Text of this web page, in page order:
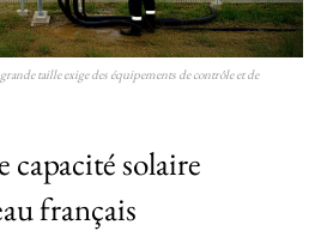
taille exige des équipements de contrôle et de
capacité solaire
français